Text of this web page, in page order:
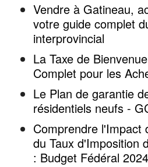
Vendre à Gatineau,
votre guide complet
interprovincial
La Taxe de
Complet pour les
Le Plan de garantie
résidentiels neufs -
Comprendre l'Impact
du Taux d'Imposition
: Budget Fédéral 2024